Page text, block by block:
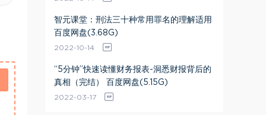
智元课堂：刑法三十种常用罪名的理解适用
百度网盘(3.68G)
2022-10-14
“5分钟”快速读懂财务报表-洞悉财报背后的
真相（完结） 百度网盘(5.15G)
2022-03-17